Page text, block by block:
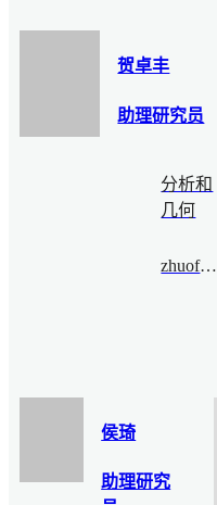
贺卓丰
助理研究员
分析和
几何
zhuofenghe@bimsa.cn
侯琦
助理研究